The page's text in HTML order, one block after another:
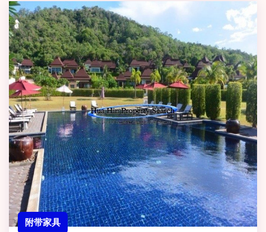
附带家具